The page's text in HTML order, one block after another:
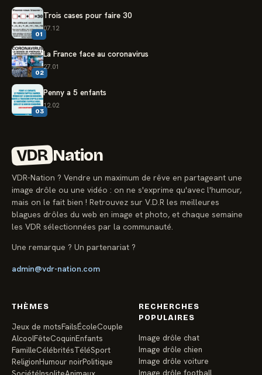
01
Trois cases pour faire 30
07.12
02
La France face au coronavirus
27.01
03
Penny a 5 enfants
12.02
VDR Nation
VDR-Nation ? Vendre un maximum de rêve en partageant une
image drôle ou une vidéo : on ne s'exprime qu'avec l'humour,
mais on le fait bien ! Retrouvez sur V.D.R les meilleures
blagues drôles du web en image et photo, et chaque semaine
les VDR sélectionnées par la communauté.
Une remarque ? Un partenariat ?
admin@vdr-nation.com
THÈMES
Jeux de motsFailsÉcoleCouple
AlcoolFêteCoquinEnfants
FamilleCélébritésTéléSport
ReligionHumour noirPolitique
RECHERCHES
POPULAIRES
Image drôle chat
Image drôle chien
Image drôle voiture
Image drôle football